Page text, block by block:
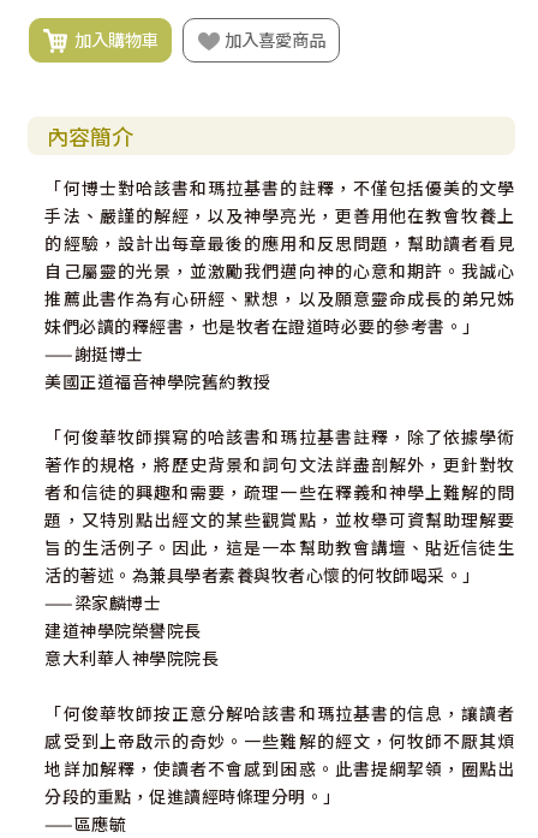
加入購物車 加入喜愛商品
內容簡介
「何博士對哈該書和瑪拉基書的註釋，不僅包括優美的文學
手法、嚴謹的解經，以及神學亮光，更善用他在教會牧養上
的經驗，設計出每章最後的應用和反思問題，幫助讀者看見
自己屬靈的光景，並激勵我們邁向神的心意和期許。我誠心
推薦此書作為有心研經、默想，以及願意靈命成長的弟兄姊
妹們必讀的釋經書，也是牧者在證道時必要的參考書。」
——謝挺博士
美國正道福音神學院舊約教授
「何俊華牧師撰寫的哈該書和瑪拉基書註釋，除了依據學術
著作的規格，將歷史背景和詞句文法詳盡剖解外，更針對牧
者和信徒的興趣和需要，疏理一些在釋義和神學上難解的問
題，又特別點出經文的某些觀賞點，並枚舉可資幫助理解要
旨的生活例子。因此，這是一本幫助教會講壇、貼近信徒生
活的著述。為兼具學者素養與牧者心懷的何牧師喝采。」
——梁家麟博士
建道神學院榮譽院長
意大利華人神學院院長
「何俊華牧師按正意分解哈該書和瑪拉基書的信息，讓讀者
感受到上帝啟示的奇妙。一些難解的經文，何牧師不厭其煩
地詳加解釋，使讀者不會感到困惑。此書提綱挈領，圈點出
分段的重點，促進讀經時條理分明。」
——區應毓